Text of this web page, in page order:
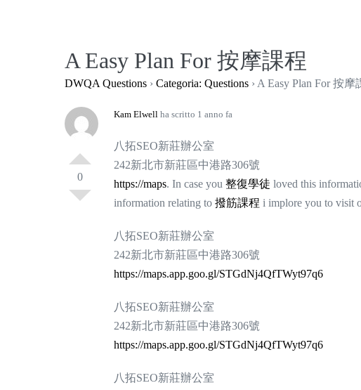
A Easy Plan For 按摩課程
DWQA Questions › Categoria: Questions › A Easy Plan For 按摩
0
Kam Elwell ha scritto 1 anno fa
八拓SEO新莊辦公室
242新北市新莊區中港路306號
https://maps. In case you 整復學徒 loved this
information relating to 撥筋課程 i implore you to visit
八拓SEO新莊辦公室
242新北市新莊區中港路306號
https://maps.app.goo.gl/STGdNj4QfTWyt97q6
八拓SEO新莊辦公室
242新北市新莊區中港路306號
https://maps.app.goo.gl/STGdNj4QfTWyt97q6
八拓SEO新莊辦公室